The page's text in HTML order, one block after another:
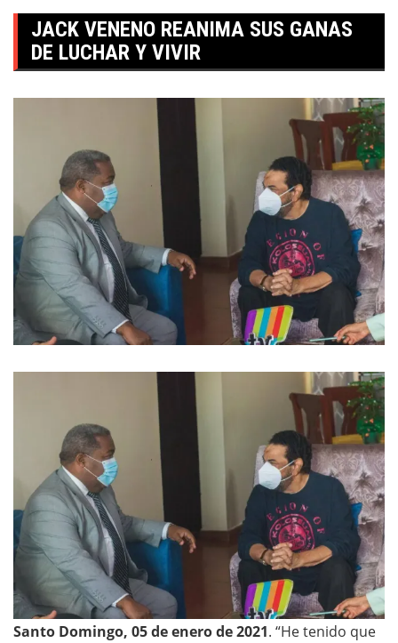
JACK VENENO REANIMA SUS GANAS
DE LUCHAR Y VIVIR
Santo Domingo, 05 de enero de 2021. “He tenido que